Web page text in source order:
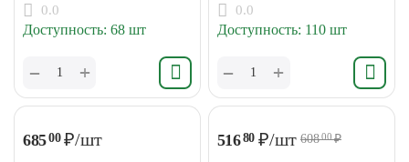
0.0
Доступность: 68 шт
+
−
0.0
Доступность: 110 шт
+
−
68500 ₽/шт 51680 ₽/шт 60800 ₽